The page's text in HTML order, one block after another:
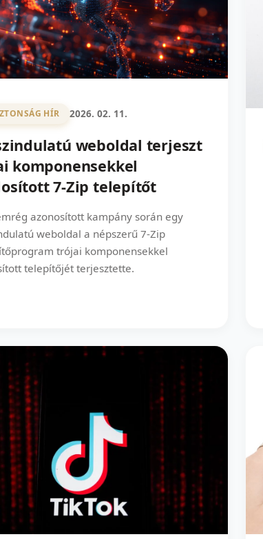
HÍR 2026. 02. 11.
weboldal terjeszt
komponensekkel
7-Zip telepítőt
azonosított kampány során egy
weboldal a népszerű 7-Zip
trójai komponensekkel
telepítőjét terjesztette.